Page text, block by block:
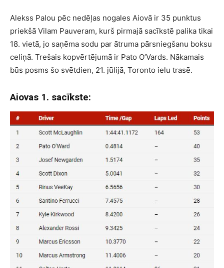
Alekss Palou pēc nedēļas nogales Aiovā ir 35 punktus
priekšā Vilam Pauveram, kurš pirmajā sacīkstē palika tikai
18. vietā, jo saņēma sodu par ātruma pārsniegšanu boksu
celiņā. Trešais kopvērtējumā ir Pato O’Vards. Nākamais
būs posms šo svētdien, 21. jūlijā, Toronto ielu trasē.
Aiovas 1. sacīkste: